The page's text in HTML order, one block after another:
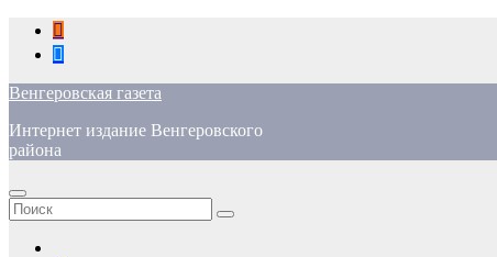
Перейти
содержимому
Венгеровская газета
Интернет издание Венгеровского
района